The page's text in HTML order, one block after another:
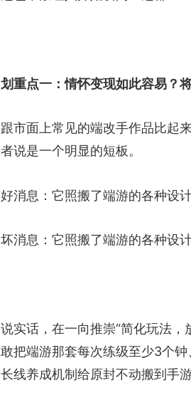
划重点一：情怀变现如此容易？
跟市面上常见的端改手作品比起
者说是一个明显的短板。
好消息：它照搬了端游的各种设
坏消息：它照搬了端游的各种设
说实话，在一向推崇“简化玩法
敢把端游那套每次练级至少3个
长线养成机制给原封不动搬到手